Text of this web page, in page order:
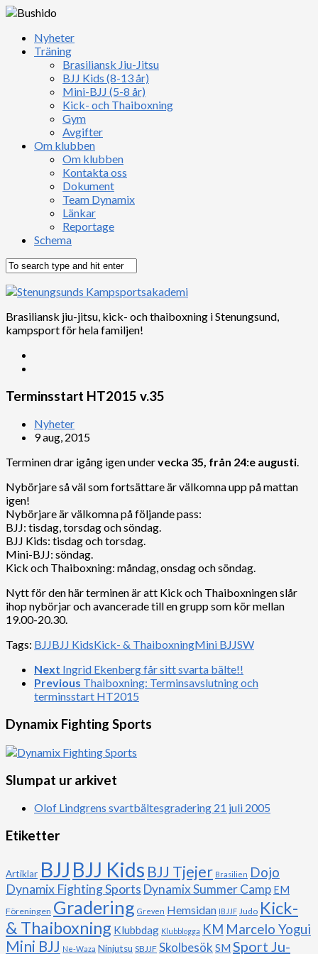
Nyheter
Träning
Brasiliansk Jiu-Jitsu
BJJ Kids (8-13 år)
Mini-BJJ (5-8 år)
Kick- och Thaiboxning
Gym
Avgifter
Om klubben
Om klubben
Kontakta oss
Dokument
Team Dynamix
Länkar
Reportage
Schema
Brasiliansk jiu-jitsu, kick- och thaiboxning i Stenungsund,
kampsport för hela familjen!
Terminsstart HT2015 v.35
Nyheter
9 aug, 2015
Terminen drar igång igen undervecka 35, från 24:e augusti.
Nybörjare så väl som fortsättare är välkomna upp på mattan
igen!
Nybörjare är välkomna på följande pass:
BJJ: tisdag, torsdag och söndag.
BJJ Kids: tisdag och torsdag.
Mini-BJJ: söndag.
Kick och Thaiboxning: måndag, onsdag och söndag.
Nytt för den här terminen är att Kick och Thaiboxningen slår
ihop nybörjar och avancerade till en grupp som kör mellan
19.00-20.30.
Tags: BJJBJJ KidsKick- & ThaiboxningMini BJJSW
Next Ingrid Ekenberg får sitt svarta bälte!!
Previous Thaiboxning: Terminsavslutning och
terminsstart HT2015
Dynamix Fighting Sports
Slumpat ur arkivet
Olof Lindgrens svartbältesgradering 21 juli 2005
Etiketter
Artiklar BJJ BJJ Kids BJJ Tjejer Brasilien Dojo
Dynamix Fighting Sports Dynamix Summer Camp EM
Föreningen Gradering Greven Hemsidan IBJJF Judo Kick-
& Thaiboxning Klubbdag Klubblogga KM Marcelo Yogui
Mini BJJ Ne-Waza Ninjutsu SBJJF Skolbesök SM Sport Ju-